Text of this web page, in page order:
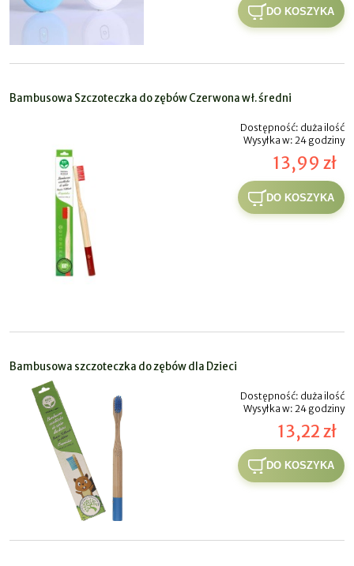
DO KOSZYKA
Bambusowa Szczoteczka do zębów Czerwona wł. średni
Dostępność: duża ilość
Wysyłka w: 24 godziny
13,99 zł
DO KOSZYKA
Bambusowa szczoteczka do zębów dla Dzieci
Dostępność: duża ilość
Wysyłka w: 24 godziny
13,22 zł
DO KOSZYKA